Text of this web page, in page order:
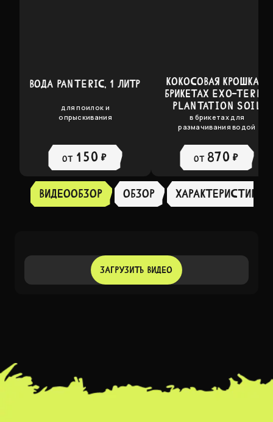
ВОДА PANTERIC, 1 ЛИТР
для поилок и
опрыскивания
от 150 ₽
КОКОСОВАЯ КРОШКА В
БРИКЕТАХ EXO-TERRA
PLANTATION SOIL
в брикетах для
размачивания водой
от 870 ₽
Видеообзор Обзор ХАРАКТЕРИСТИКИ
ЗАГРУЗИТЬ ВИДЕО